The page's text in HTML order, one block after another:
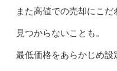
また高値での売却にこ
見つからないことも。
最低価格をあらかじめ設